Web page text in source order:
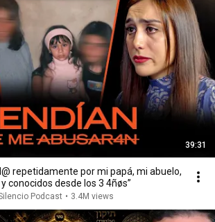
39:31
repetidamente por mi papá, mi abuelo,
conocidos desde los 3 4ñøs”
Podcast • 3.4M views